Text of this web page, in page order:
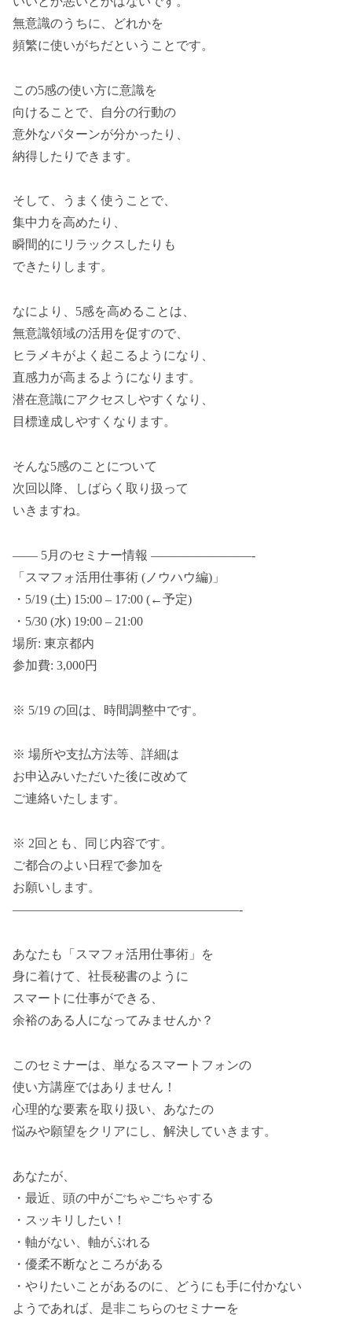
無意識のうちに、どれかを
頻繁に使いがちだということです。
この5感の使い方に意識を
向けることで、自分の行動の
意外なパターンが分かったり、
納得したりできます。
そして、うまく使うことで、
集中力を高めたり、
瞬間的にリラックスしたりも
できたりします。
なにより、5感を高めることは、
無意識領域の活用を促すので、
ヒラメキがよく起こるようになり、
直感力が高まるようになります。
潜在意識にアクセスしやすくなり、
目標達成しやすくなります。
そんな5感のことについて
次回以降、しばらく取り扱って
いきますね。
—— 5月のセミナー情報 ————————-
「スマフォ活用仕事術 (ノウハウ編)」
・5/19 (土) 15:00 – 17:00 (←予定)
・5/30 (水) 19:00 – 21:00
場所: 東京都内
参加費: 3,000円
※ 5/19 の回は、時間調整中です。
※ 場所や支払方法等、詳細は
お申込みいただいた後に改めて
ご連絡いたします。
※ 2回とも、同じ内容です。
ご都合のよい日程で参加を
お願いします。
——————————————————-
あなたも「スマフォ活用仕事術」を
身に着けて、社長秘書のように
スマートに仕事ができる、
余裕のある人になってみませんか？
このセミナーは、単なるスマートフォンの
使い方講座ではありません！
心理的な要素を取り扱い、あなたの
悩みや願望をクリアにし、解決していきます。
あなたが、
・最近、頭の中がごちゃごちゃする
・スッキリしたい！
・軸がない、軸がぶれる
・優柔不断なところがある
・やりたいことがあるのに、どうにも手に付かない
ようであれば、是非こちらのセミナーを